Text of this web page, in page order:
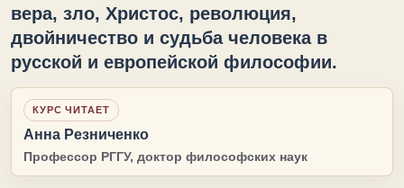
вера, зло, Христос, революция,
двойничество и судьба человека в
русской и европейской философии.
КУРС ЧИТАЕТ
Анна Резниченко
Профессор РГГУ, доктор философских наук